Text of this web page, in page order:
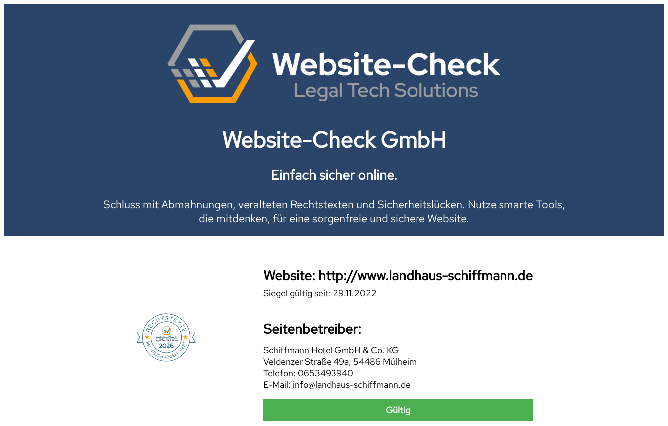
Website-Check GmbH
Einfach sicher online.
Schluss mit Abmahnungen, veralteten Rechtstexten und Sicherheitslücken. Nutze smarte Tools,
die mitdenken, für eine sorgenfreie und sichere Website.
Website: http://www.landhaus-schiffmann.de
Siegel gültig seit: 29.11.2022
Seitenbetreiber:
Schiffmann Hotel GmbH & Co. KG
Veldenzer Straße 49a, 54486 Mülheim
Telefon: 0653493940
E-Mail: info@landhaus-schiffmann.de
Gültig